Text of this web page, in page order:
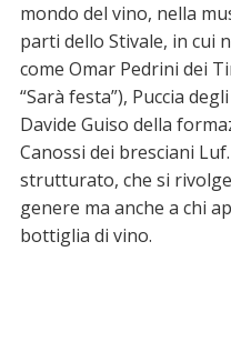
mondo del vino, nella
parti dello Stivale, in cui
come Omar Pedrini dei
“Sarà festa”), Puccia
Davide Guiso della
Canossi dei bresciani
strutturato, che si
genere ma anche a chi
bottiglia di vino.